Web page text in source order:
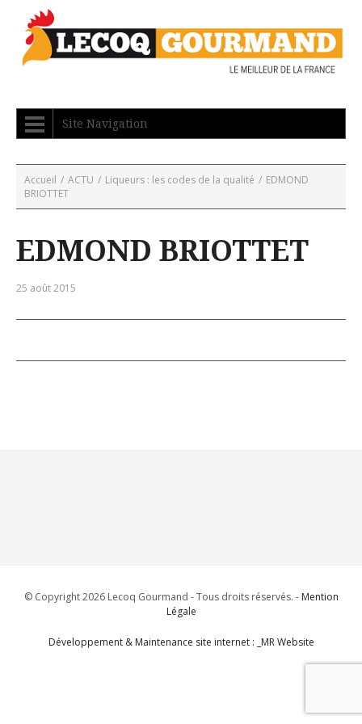
Site Navigation
Accueil / ACTU / Liqueurs : les codes de la qualité / EDMOND
BRIOTTET
EDMOND BRIOTTET
25 août 2015
© Copyright 2026 Lecoq Gourmand - Tous droits réservés. - Mention
Légale
Développement & Maintenance site internet : _MR Website